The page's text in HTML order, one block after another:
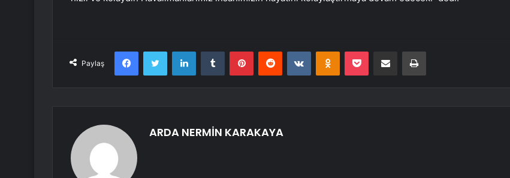
Paylaş
FacebookTwitter LinkedInTumblr PinterestReddit VKontakteOdnoklassniki
Pocket E-Posta ile paylaş Yazdır
ARDA NERMİN KARAKAYA